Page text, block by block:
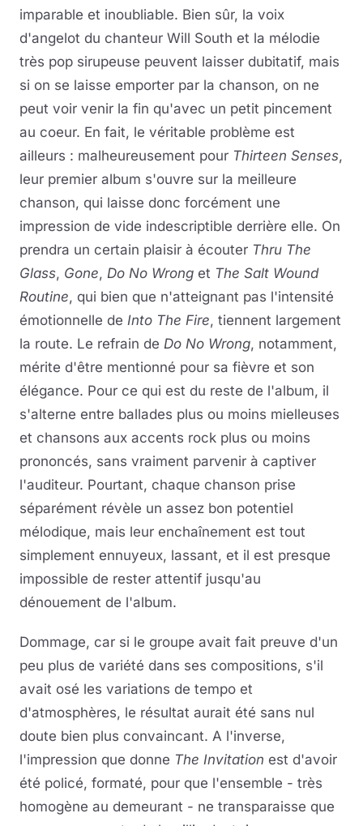
imparable et inoubliable. Bien sûr, la voix
d'angelot du chanteur Will South et la mélodie
très pop sirupeuse peuvent laisser dubitatif, mais
si on se laisse emporter par la chanson, on ne
peut voir venir la fin qu'avec un petit pincement
au coeur. En fait, le véritable problème est
ailleurs : malheureusement pour Thirteen Senses,
leur premier album s'ouvre sur la meilleure
chanson, qui laisse donc forcément une
impression de vide indescriptible derrière elle. On
prendra un certain plaisir à écouter Thru The
Glass, Gone, Do No Wrong et The Salt Wound
Routine, qui bien que n'atteignant pas l'intensité
émotionnelle de Into The Fire, tiennent largement
la route. Le refrain de Do No Wrong, notamment,
mérite d'être mentionné pour sa fièvre et son
élégance. Pour ce qui est du reste de l'album, il
s'alterne entre ballades plus ou moins mielleuses
et chansons aux accents rock plus ou moins
prononcés, sans vraiment parvenir à captiver
l'auditeur. Pourtant, chaque chanson prise
séparément révèle un assez bon potentiel
mélodique, mais leur enchaînement est tout
simplement ennuyeux, lassant, et il est presque
impossible de rester attentif jusqu'au
dénouement de l'album.
Dommage, car si le groupe avait fait preuve d'un
peu plus de variété dans ses compositions, s'il
avait osé les variations de tempo et
d'atmosphères, le résultat aurait été sans nul
doute bien plus convaincant. A l'inverse,
l'impression que donne The Invitation est d'avoir
été policé, formaté, pour que l'ensemble - très
homogène au demeurant - ne transparaisse que